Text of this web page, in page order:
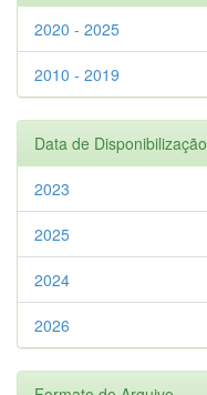
2020 - 2025
2010 - 2019
Data de Disponibilização
2023
2025
2024
2026